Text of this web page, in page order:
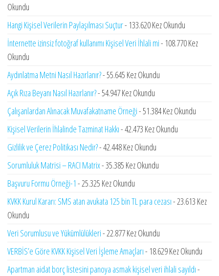
Okundu
Hangi Kişisel Verilerin Paylaşılması Suçtur- 133.620 Kez Okundu
İnternette izinsiz fotoğraf kullanımı Kişisel Veri İhlali mi- 108.770 Kez
Okundu
Aydınlatma Metni Nasıl Hazırlanır?- 55.645 Kez Okundu
Açık Rıza Beyanı Nasıl Hazırlanır?- 54.947 Kez Okundu
Çalışanlardan Alınacak Muvafakatname Örneği- 51.384 Kez Okundu
Kişisel Verilerin İhlalinde Tazminat Hakkı- 42.473 Kez Okundu
Gizlilik ve Çerez Politikası Nedir?- 42.448 Kez Okundu
Sorumluluk Matrisi – RACI Matrix- 35.385 Kez Okundu
Başvuru Formu Örneği-1 - 25.325 Kez Okundu
KVKK Kurul Kararı: SMS atan avukata 125 bin TL para cezası- 23.613 Kez
Okundu
Veri Sorumlusu ve Yükümlülükleri- 22.877 Kez Okundu
VERBİS’e Göre KVKK Kişisel Veri İşleme Amaçları- 18.629 Kez Okundu
Apartman aidat borç listesini panoya asmak kişisel veri ihlali sayıldı-